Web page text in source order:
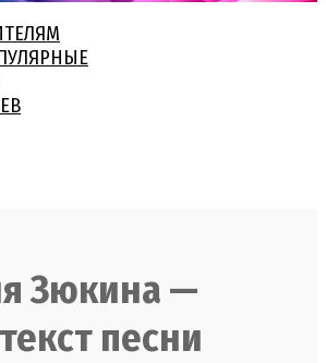
Зюкина —
песни